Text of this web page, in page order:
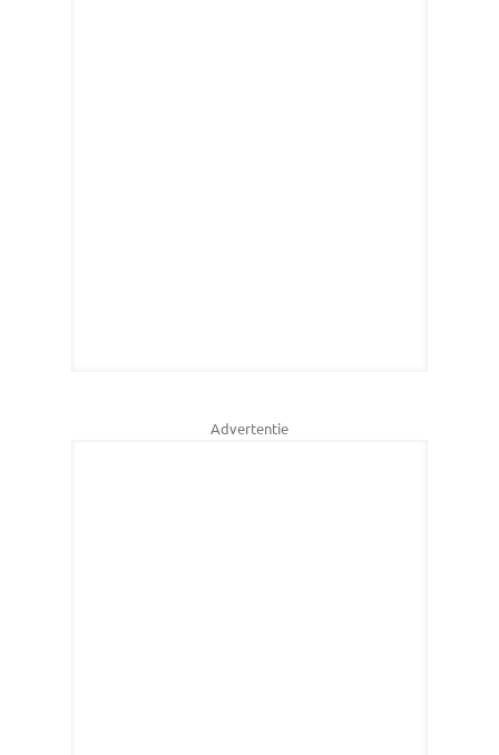
Advertentie